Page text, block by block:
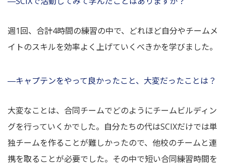
週1回、合計4時間の練習の中で、どれほど自分やチームメ
イトのスキルを効率よく上げていくべきかを学びました。
―キャプテンをやって良かったこと、大変だったことは？
大変なことは、合同チームでどのようにチームビルディン
グを行っていくかでした。自分たちの代はSCIXだけでは単
独チームを作ることが難しかったので、他校のチームと連
携を取ることが必要でした。その中で短い合同練習時間を